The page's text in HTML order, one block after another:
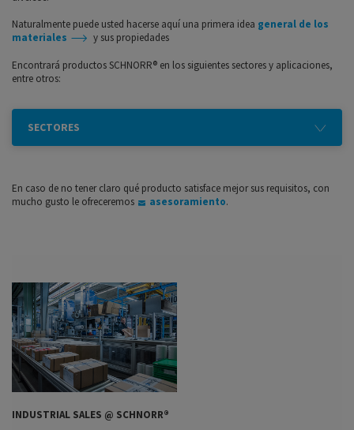
Naturalmente puede usted hacerse aquí una primera idea general de los
materiales
y sus propiedades
Encontrará productos SCHNORR® en los siguientes sectores y aplicaciones,
entre otros:
SECTORES
En caso de no tener claro qué producto satisface mejor sus requisitos, con
mucho gusto le ofreceremos
asesoramiento.
INDUSTRIAL SALES @ SCHNORR®